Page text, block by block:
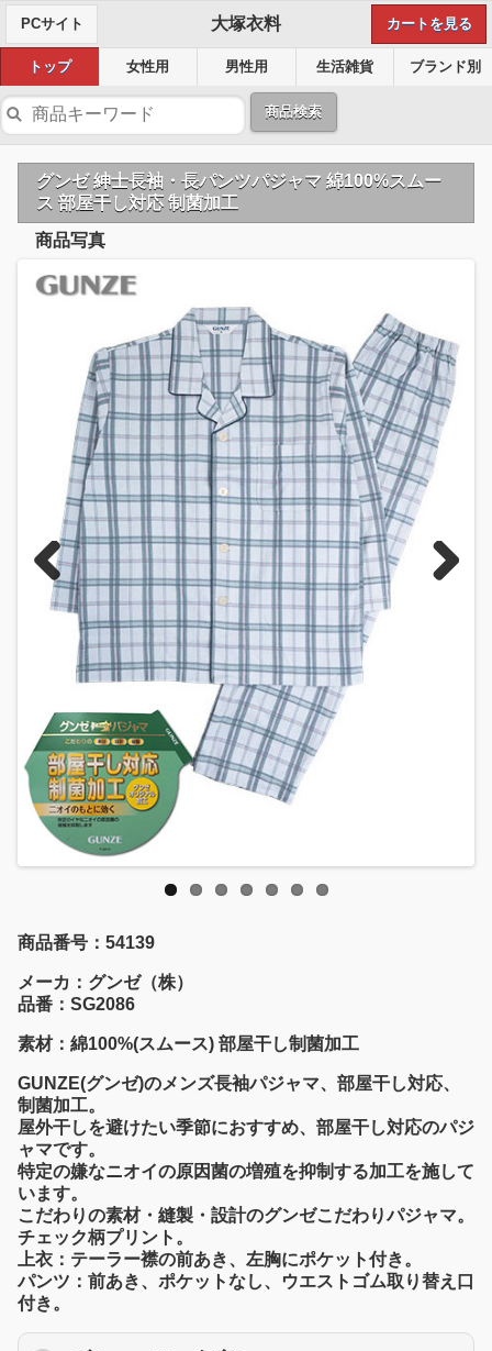
PCサイト 大塚衣料 カートを見る
トップ 女性用 男性用 生活雑貨 ブランド別
商品検索
グンゼ 紳士長袖・長パンツパジャマ 綿100%スムー
ス 部屋干し対応 制菌加工
商品写真
Previous
商品番号：54139
メーカ：グンゼ（株）
品番：SG2086
素材：綿100%(スムース) 部屋干し制菌加工
GUNZE(グンゼ)のメンズ長袖パジャマ、部屋干し対応、
制菌加工。
屋外干しを避けたい季節におすすめ、部屋干し対応のパジ
ャマです。
特定の嫌なニオイの原因菌の増殖を抑制する加工を施して
います。
こだわりの素材・縫製・設計のグンゼこだわりパジャマ。
チェック柄プリント。
上衣：テーラー襟の前あき、左胸にポケット付き。
パンツ：前あき、ポケットなし、ウエストゴム取り替え口
付き。